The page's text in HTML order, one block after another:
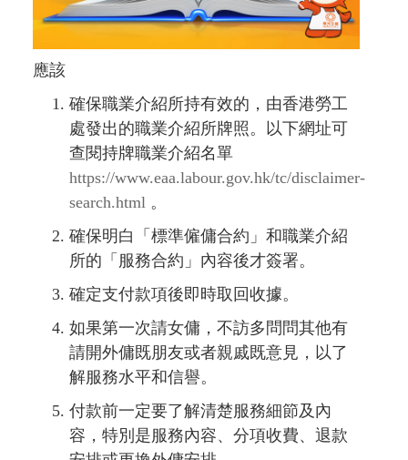
應該
確保職業介紹所持有效的，由香港勞工
處發出的職業介紹所牌照。以下網址可
查閱持牌職業介紹名單
https://www.eaa.labour.gov.hk/tc/disclaimer-
search.html 。
確保明白「標準僱傭合約」和職業介紹
所的「服務合約」內容後才簽署。
確定支付款項後即時取回收據。
如果第一次請女傭，不訪多問問其他有
請開外傭既朋友或者親戚既意見，以了
解服務水平和信譽。
付款前一定要了解清楚服務細節及內
容，特別是服務內容、分項收費、退款